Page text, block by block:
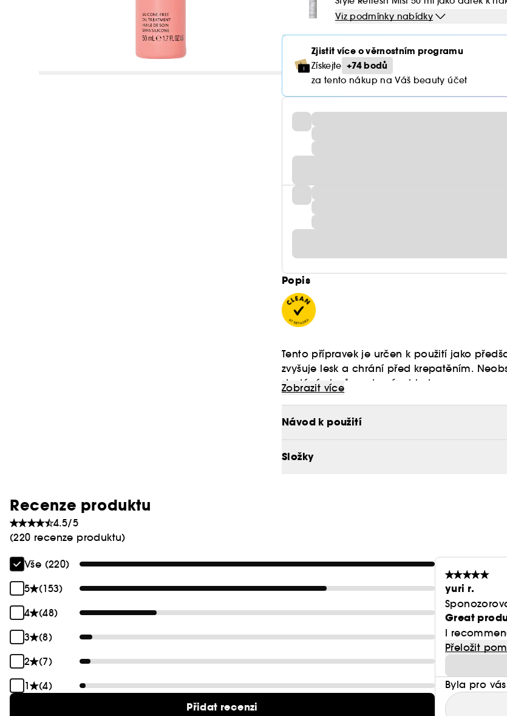
Viz podmínky nabídky
Zjistit více o věrnostním programu
Získejte +74 bodů
za tento nákup na Váš beauty účet
Popis
Tento přípravek je určen k použití jako
zvyšuje lesk a chrání před krepatěním.
dodává vlasům zdravý vzhled.
Zobrazit více
Návod k použití
Složky
Recenze produktu
4.5/5
(220 recenze produktu)
Vše (220)
5
(153)
4
(48)
3
(8)
2
(7)
1
(4)
Přidat recenzi
yuri r.
Great
I
Přeložit
Byla pro